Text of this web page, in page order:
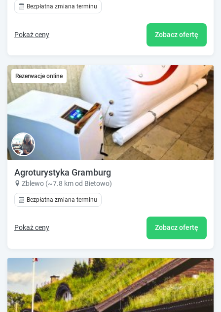
Bezpłatna zmiana terminu
Pokaż ceny Zobacz ofertę
Rezerwacje online
Agroturystyka Gramburg
Zblewo (~7.8 km od Bietowo)
Bezpłatna zmiana terminu
Pokaż ceny Zobacz ofertę